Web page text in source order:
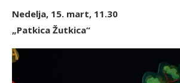
Nedelja, 15. mart, 11.30
„Patkica Žutkica“